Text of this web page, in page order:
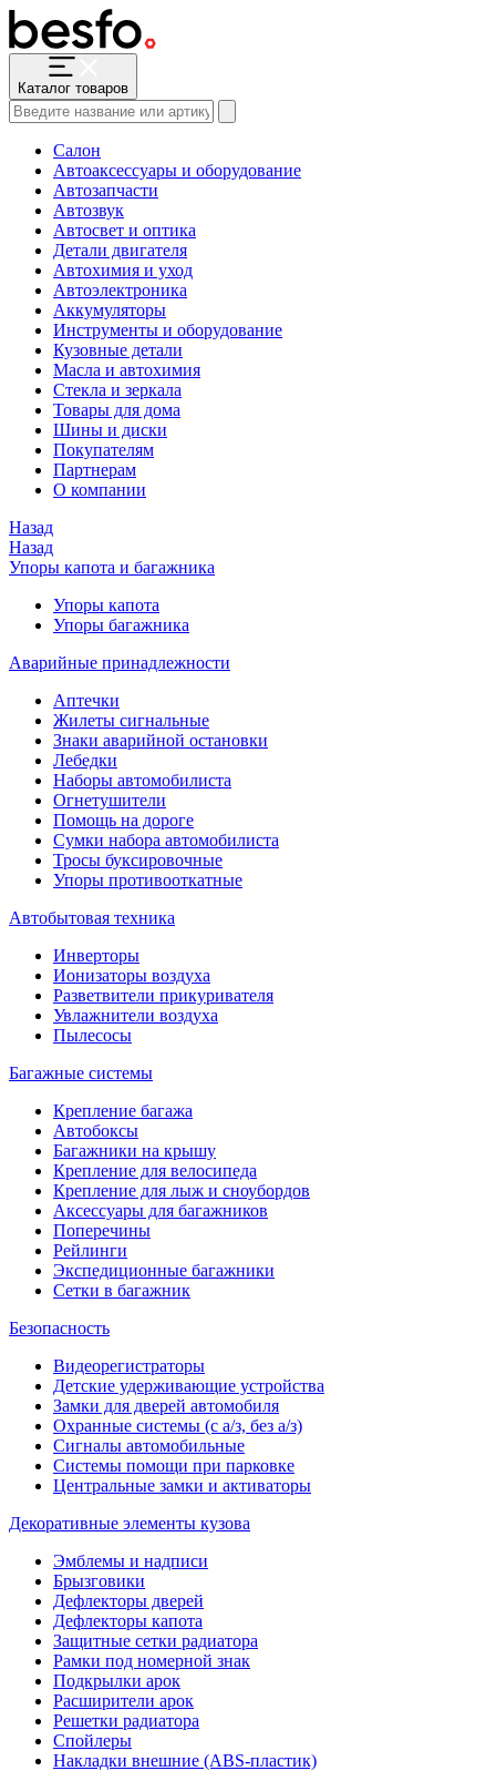
Каталог товаров
Салон
Автоаксессуары и оборудование
Автозапчасти
Автозвук
Автосвет и оптика
Детали двигателя
Автохимия и уход
Автоэлектроника
Аккумуляторы
Инструменты и оборудование
Кузовные детали
Масла и автохимия
Стекла и зеркала
Товары для дома
Шины и диски
Покупателям
Партнерам
О компании
Назад
Назад
Упоры капота и багажника
Упоры капота
Упоры багажника
Аварийные принадлежности
Аптечки
Жилеты сигнальные
Знаки аварийной остановки
Лебедки
Наборы автомобилиста
Огнетушители
Помощь на дороге
Сумки набора автомобилиста
Тросы буксировочные
Упоры противооткатные
Автобытовая техника
Инверторы
Ионизаторы воздуха
Разветвители прикуривателя
Увлажнители воздуха
Пылесосы
Багажные системы
Крепление багажа
Автобоксы
Багажники на крышу
Крепление для велосипеда
Крепление для лыж и сноубордов
Аксессуары для багажников
Поперечины
Рейлинги
Экспедиционные багажники
Сетки в багажник
Безопасность
Видеорегистраторы
Детские удерживающие устройства
Замки для дверей автомобиля
Охранные системы (с а/з, без а/з)
Сигналы автомобильные
Системы помощи при парковке
Центральные замки и активаторы
Декоративные элементы кузова
Эмблемы и надписи
Брызговики
Дефлекторы дверей
Дефлекторы капота
Защитные сетки радиатора
Рамки под номерной знак
Подкрылки арок
Расширители арок
Решетки радиатора
Спойлеры
Накладки внешние (ABS-пластик)